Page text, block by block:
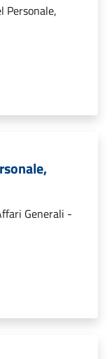
Personale,
Generali -